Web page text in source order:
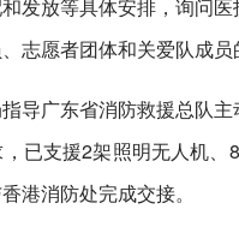
发放等具体安排，询问
志愿者团体和关爱队成员
导广东省消防救援总队
已支援2架照明无人机
港消防处完成交接。